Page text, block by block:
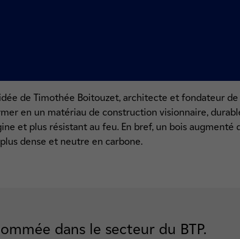
de Timothée Boitouzet, architecte et fondateur de
en un matériau de construction visionnaire,
et plus résistant au feu. En bref, un bois
dense et neutre en carbone.
dans le secteur du BTP.